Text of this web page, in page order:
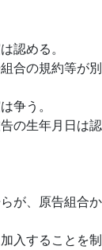
認める。
合の規約等が別
争う。
の生年月日は認
が、原告組合か
入することを制